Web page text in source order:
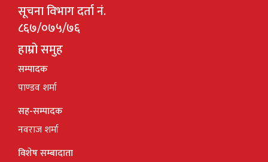
सूचना विभाग दर्ता नं.
८६७/०७५/७६
हाम्रो समुह
सम्पादक
पाण्डव शर्मा
सह-सम्पादक
नवराज शर्मा
विशेष सम्बादाता